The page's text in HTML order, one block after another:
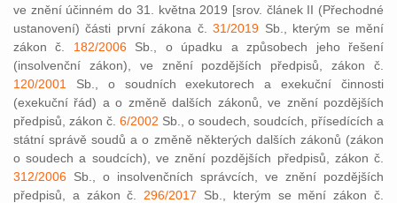
ve znění účinném do 31. května 2019 [srov. článek II (Přechodné
ustanovení) části první zákona č.31/2019 Sb., kterým se mění
zákon č. 182/2006Sb., o úpadku a způsobech jeho řešení
(insolvenční zákon), ve znění pozdějších předpisů, zákon č.
120/2001
Sb., o soudních exekutorech a exekuční činnosti
(exekuční řád) a o změně dalších zákonů, ve znění pozdějších
předpisů, zákon č. 6/2002 Sb., o soudech, soudcích, přísedících a
státní správě soudů a o změně některých dalších zákonů (zákon
o soudech a soudcích), ve znění pozdějších předpisů, zákon č.
312/2006 Sb., o insolvenčních správcích, ve znění pozdějších
předpisů, a zákon č. 296/2017 Sb., kterým se mění zákon č.